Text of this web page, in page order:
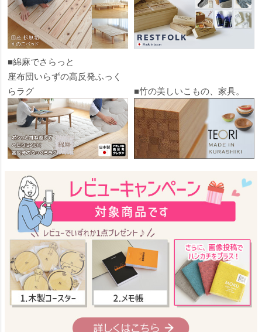
■綿麻でさらっと
座布団いらずの高反発ふっく
らラグ
■竹の美しいこもの、家具。